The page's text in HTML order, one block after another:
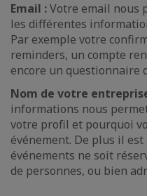
Email :Votre email nous
les différentes
Par exemple votre
reminders, un compte
encore un questionnaire
Nom de votre
informations nous
votre profil et pourquoi
événement. De plus il
événements ne soit
de personnes, ou bien